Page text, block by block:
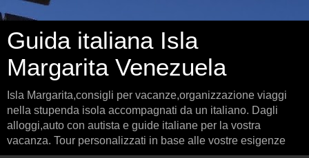
Guida italiana Isla
Margarita Venezuela
Isla Margarita,consigli per vacanze,organizzazione viaggi
nella stupenda isola accompagnati da un italiano. Dagli
alloggi,auto con autista e guide italiane per la vostra
vacanza. Tour personalizzati in base alle vostre esigenze